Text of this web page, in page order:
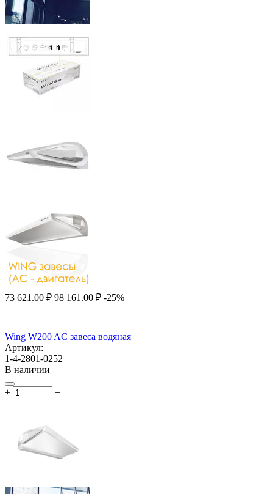
73 621.00 ₽ 98 161.00 ₽ -25%
Wing W200 AC завеса водяная
Артикул:
1-4-2801-0252
В наличии
+ −